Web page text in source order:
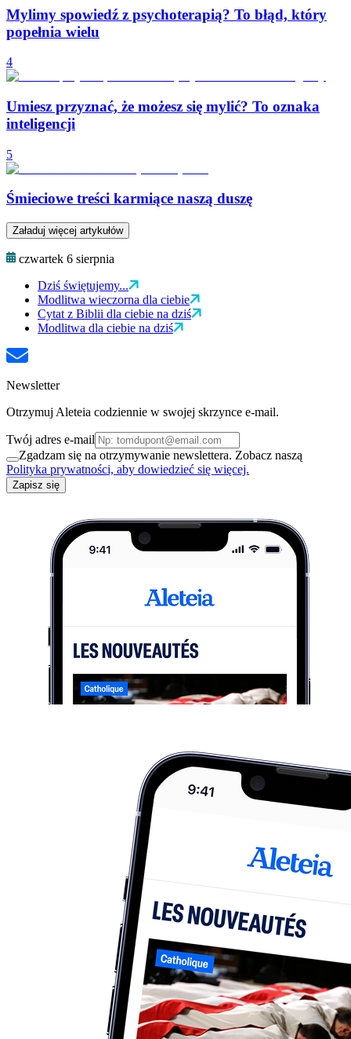
Mylimy spowiedź z psychoterapią? To błąd, który
popełnia wielu
4
Umiesz przyznać, że możesz się mylić? To oznaka
inteligencji
5
Śmieciowe treści karmiące naszą duszę
Załaduj więcej artykułów
czwartek 6 sierpnia
Dziś świętujemy...
Modlitwa wieczorna dla ciebie
Cytat z Biblii dla ciebie na dziś
Modlitwa dla ciebie na dziś
Newsletter
Otrzymuj Aleteia codziennie w swojej skrzynce e-mail.
Twój adres e-mail
Zgadzam się na otrzymywanie newslettera. Zobacz naszą
Polityka prywatności, aby dowiedzieć się więcej.
Zapisz się